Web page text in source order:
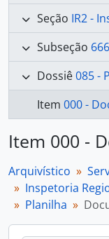
Seção IR2 -
Subseção
Dossiê085 -
Item 000 -
Item 000 -
Arquivístico
Inspetoria
Planilha